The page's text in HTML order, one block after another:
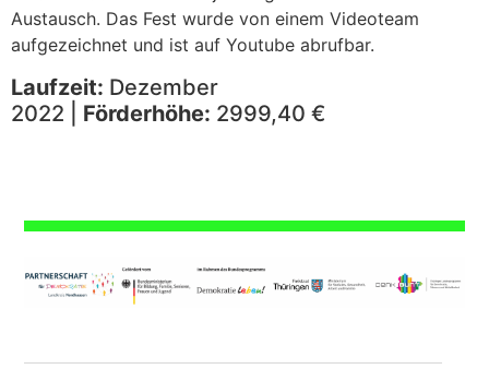
Austausch. Das Fest wurde von einem Videoteam
aufgezeichnet und ist auf Youtube abrufbar.
Laufzeit: Dezember
2022 | Förderhöhe: 2999,40 €